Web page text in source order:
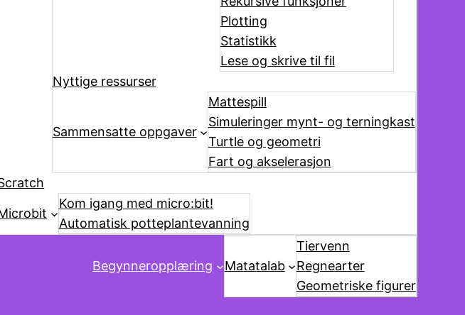
Plotting
Statistikk
Lese og skrive til fil
Nyttige ressurser
Sammensatte oppgaver
Mattespill
Simuleringer mynt- og terningkast
Turtle og geometri
Fart og akselerasjon
Kom igang med micro:bit!
Automatisk potteplantevanning
Begynneropplæring Matatalab
Tiervenn
Regnearter
Geometriske figurer